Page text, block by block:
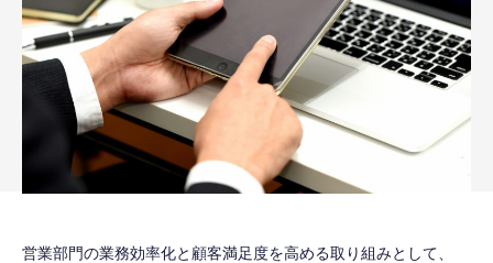
営業部門の業務効率化と顧客満足度を高める取り組みとして、